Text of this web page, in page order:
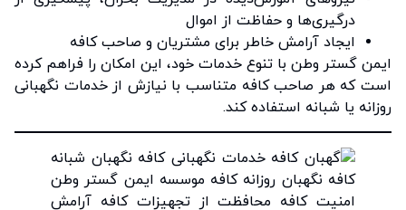
درگیری‌ها و حفاظت از اموال
ایجاد آرامش خاطر برای مشتریان و صاحب کافه
ایمن گستر وطن با تنوع خدمات خود، این امکان را فراهم کرده
است که هر صاحب کافه متناسب با نیازش از خدمات نگهبانی
روزانه یا شبانه استفاده کند.